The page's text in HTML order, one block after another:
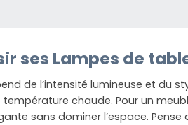
ses Lampes de
de l’intensité lumineuse et du
chaude. Pour un
sans dominer l’espace.